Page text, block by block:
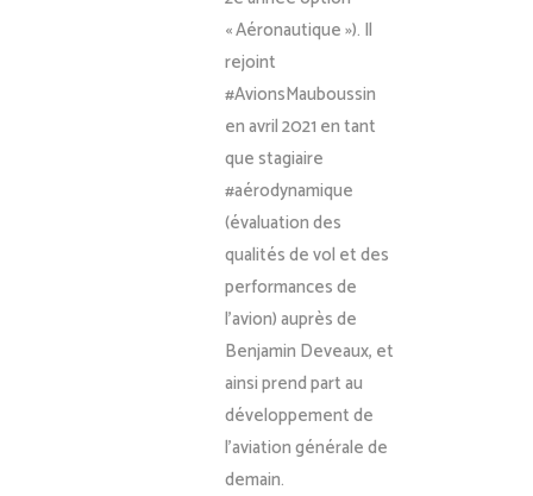
« Aéronautique »). Il
rejoint
#AvionsMauboussin
en avril 2021 en tant
que stagiaire
#aérodynamique
(évaluation des
qualités de vol et des
performances de
l’avion) auprès de
Benjamin Deveaux, et
ainsi prend part au
développement de
l’aviation générale de
demain.